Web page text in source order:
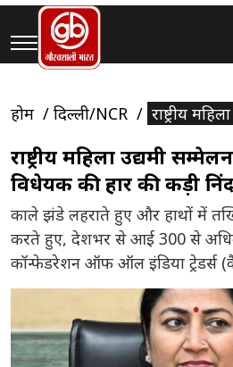
होम दिल्ली/NCR राष्ट्रीय
राष्ट्रीय महिला उद्यमी
विधेयक की हार की कड़ी
काले झंडे लहराते हुए और हाथों में
करते हुए, देशभर से आई 300 से अधिक
कॉन्फेडरेशन ऑफ ऑल इंडिया ट्रेडर्स
महिला उद्यमी सम्मेलन में एकत्र
विधेयक को हराने पर कांग्रेस एवं अन्य
आक्रोश, […]